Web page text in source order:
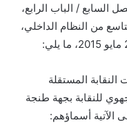
السابع / الباب الرابع،
رقم 12 من الباب التاسع من النظام الداخلي،
النقابة المستقلة
للنقابة بجهة طنجة
الآتية أسماؤهم: